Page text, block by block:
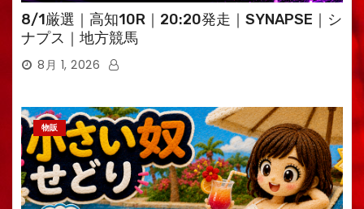
8/1厳選｜高知10R｜20:20発走｜SYNAPSE｜シ
ナプス｜地方競馬
8月 1, 2026
物販